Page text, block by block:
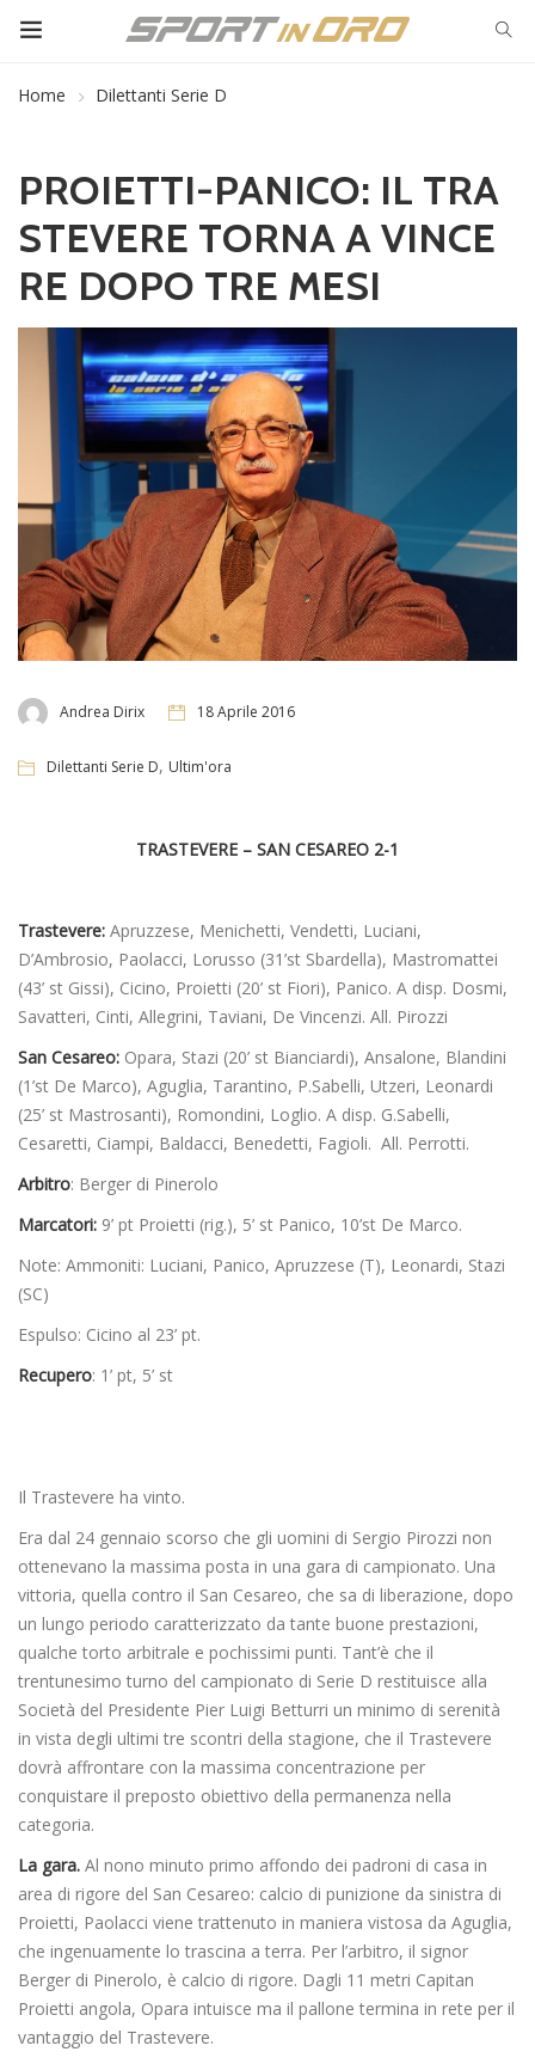
Home Dilettanti Serie D
PROIETTI-PANICO: IL TRA
STEVERE TORNA A VINCE
RE DOPO TRE MESI
Andrea Dirix 18 Aprile 2016
Dilettanti Serie D, Ultim'ora
TRASTEVERE – SAN CESAREO 2-1
Trastevere: Apruzzese, Menichetti, Vendetti, Luciani,
D’Ambrosio, Paolacci, Lorusso (31’st Sbardella), Mastromattei
(43’ st Gissi), Cicino, Proietti (20’ st Fiori), Panico. A disp. Dosmi,
Savatteri, Cinti, Allegrini, Taviani, De Vincenzi. All. Pirozzi
San Cesareo: Opara, Stazi (20’ st Bianciardi), Ansalone, Blandini
(1’st De Marco), Aguglia, Tarantino, P.Sabelli, Utzeri, Leonardi
(25’ st Mastrosanti), Romondini, Loglio. A disp. G.Sabelli,
Cesaretti, Ciampi, Baldacci, Benedetti, Fagioli. All. Perrotti.
Arbitro: Berger di Pinerolo
Marcatori: 9’ pt Proietti (rig.), 5’ st Panico, 10’st De Marco.
Note: Ammoniti: Luciani, Panico, Apruzzese (T), Leonardi, Stazi
(SC)
Espulso: Cicino al 23’ pt.
Recupero: 1’ pt, 5’ st
Il Trastevere ha vinto.
Era dal 24 gennaio scorso che gli uomini di Sergio Pirozzi non
ottenevano la massima posta in una gara di campionato. Una
vittoria, quella contro il San Cesareo, che sa di liberazione, dopo
un lungo periodo caratterizzato da tante buone prestazioni,
qualche torto arbitrale e pochissimi punti. Tant’è che il
trentunesimo turno del campionato di Serie D restituisce alla
Società del Presidente Pier Luigi Betturri un minimo di serenità
in vista degli ultimi tre scontri della stagione, che il Trastevere
dovrà affrontare con la massima concentrazione per
conquistare il preposto obiettivo della permanenza nella
categoria.
La gara. Al nono minuto primo affondo dei padroni di casa in
area di rigore del San Cesareo: calcio di punizione da sinistra di
Proietti, Paolacci viene trattenuto in maniera vistosa da Aguglia,
che ingenuamente lo trascina a terra. Per l’arbitro, il signor
Berger di Pinerolo, è calcio di rigore. Dagli 11 metri Capitan
Proietti angola, Opara intuisce ma il pallone termina in rete per il
vantaggio del Trastevere.